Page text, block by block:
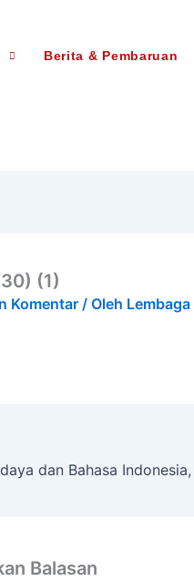
Berita & Pembaruan
(1)
Komentar / Oleh
Balasan